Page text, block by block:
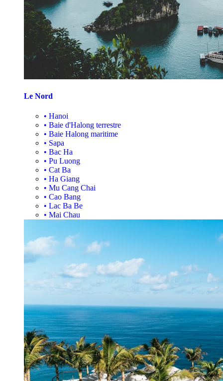
Le Nord
• Hanoi
• Baie d'Halong terrestre
• Baie Halong maritime
• Sapa
• Bac Ha
• Pu Luong
• Cat Ba
• Ha Giang
• Mu Cang Chai
• Cao Bang
• Lac Ba Be
• Mai Chau